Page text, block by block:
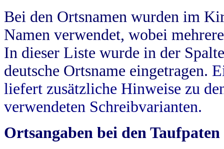
Bei den Ortsnamen wurden im
Namen verwendet, wobei
In dieser Liste wurde in der
deutsche Ortsname eingetragen.
liefert zusätzliche Hinweise zu
verwendeten Schreibvarianten.
Ortsangaben bei den Taufpaten